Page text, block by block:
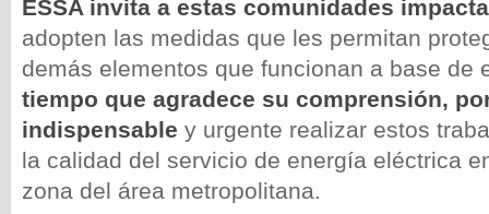
ESSA invita a estas comunidades
adopten las medidas que les permitan
demás elementos que funcionan a base de
tiempo que agradece su comprensión,
indispensable y urgente realizar estos
la calidad del servicio de energía eléctrica
zona del área metropolitana.